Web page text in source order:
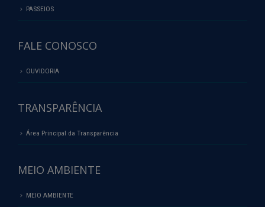
PASSEIOS
FALE CONOSCO
OUVIDORIA
TRANSPARÊNCIA
Área Principal da Transparência
MEIO AMBIENTE
MEIO AMBIENTE